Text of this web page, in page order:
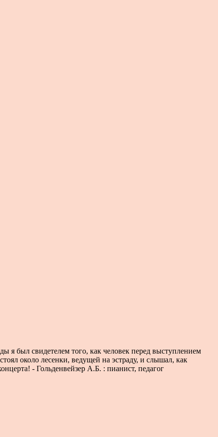
я был свидетелем того, как человек перед выступлением
около лесенки, ведущей на эстраду, и слышал, как
- Гольденвейзер А.Б. : пианист, педагог